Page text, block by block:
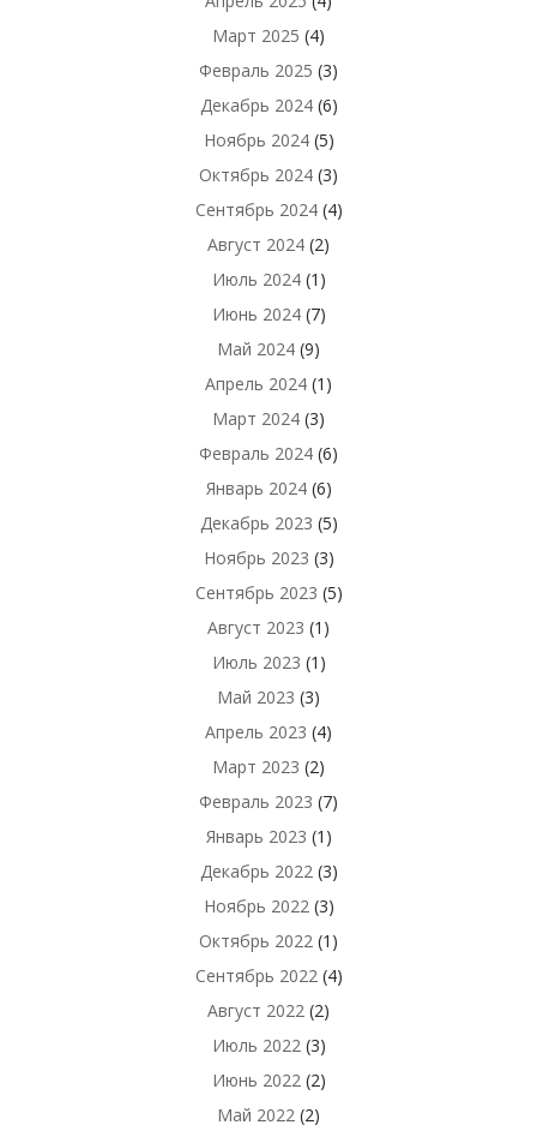
Март 2025 (4)
Февраль 2025 (3)
Декабрь 2024(6)
Ноябрь 2024(5)
Октябрь 2024 (3)
Сентябрь 2024(4)
Август 2024 (2)
Июль 2024(1)
Июнь 2024(7)
Май 2024 (9)
Апрель 2024 (1)
Март 2024 (3)
Февраль 2024 (6)
Январь 2024(6)
Декабрь 2023 (5)
Ноябрь 2023 (3)
Сентябрь 2023 (5)
Август 2023 (1)
Июль 2023 (1)
Май 2023 (3)
Апрель 2023 (4)
Март 2023 (2)
Февраль 2023 (7)
Январь 2023 (1)
Декабрь 2022(3)
Ноябрь 2022(3)
Октябрь 2022 (1)
Сентябрь 2022(4)
Август 2022 (2)
Июль 2022(3)
Июнь 2022(2)
Май 2022 (2)